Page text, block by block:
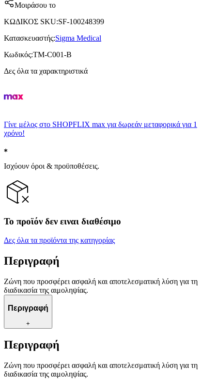
Μοιράσου το
ΚΩΔΙΚΟΣ SKU:SF-100248399
Κατασκευαστής:Sigma Medical
Κωδικός:TM-C001-B
Δες όλα τα χαρακτηριστικά
Γίνε μέλος στο SHOPFLIX max για δωρεάν μεταφορικά για 1
χρόνο!
Ισχύουν όροι & προϋποθέσεις.
Το προϊόν δεν ειναι διαθέσιμο
Δες όλα τα προϊόντα της κατηγορίας
Περιγραφή
Ζώνη που προσφέρει ασφαλή και αποτελεσματική λύση για τη
διαδικασία της αιμοληψίας.
Περιγραφή
+
Περιγραφή
Ζώνη που προσφέρει ασφαλή και αποτελεσματική λύση για τη
διαδικασία της αιμοληψίας.